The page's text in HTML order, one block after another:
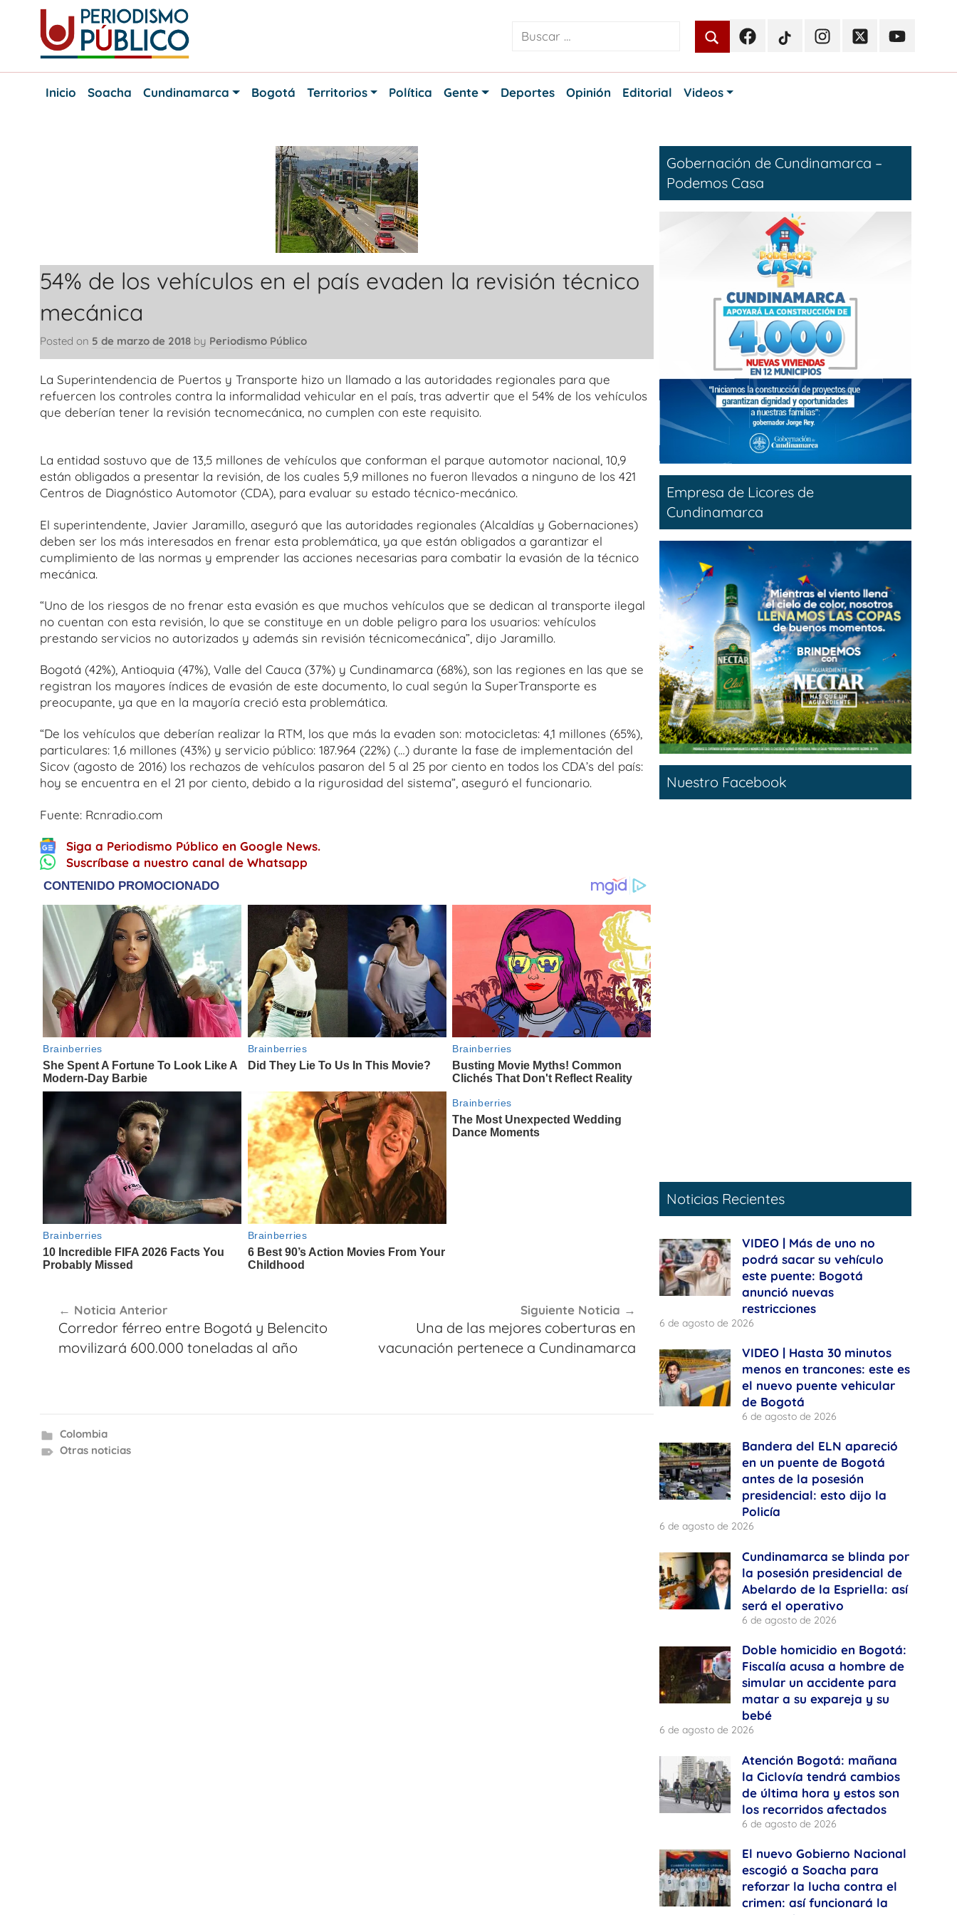
content
Periodismo
Noticias
FacebookTikTokInstagramTwitterYoutube
Inicio
Soacha Cundinamarca Bogotá Territorios Política Gente Deportes Opinión Editorial Videos
54% de los vehículos en el país evaden la revisión técnico
mecánica
Posted on 5 de marzo de 2018 by Periodismo Público
La Superintendencia de Puertos y Transporte hizo un llamado a las autoridades regionales para que
refuercen los controles contra la informalidad vehicular en el país, tras advertir que el 54% de los vehículos
que deberían tener la revisión tecnomecánica, no cumplen con este requisito.
La entidad sostuvo que de 13,5 millones de vehículos que conforman el parque automotor nacional, 10,9
están obligados a presentar la revisión, de los cuales 5,9 millones no fueron llevados a ninguno de los 421
Centros de Diagnóstico Automotor (CDA), para evaluar su estado técnico-mecánico.
El superintendente, Javier Jaramillo, aseguró que las autoridades regionales (Alcaldías y Gobernaciones)
deben ser los más interesados en frenar esta problemática, ya que están obligados a garantizar el
cumplimiento de las normas y emprender las acciones necesarias para combatir la evasión de la técnico
mecánica.
“Uno de los riesgos de no frenar esta evasión es que muchos vehículos que se dedican al transporte ilegal
no cuentan con esta revisión, lo que se constituye en un doble peligro para los usuarios: vehículos
prestando servicios no autorizados y además sin revisión técnicomecánica”, dijo Jaramillo.
Bogotá (42%), Antioquia (47%), Valle del Cauca (37%) y Cundinamarca (68%), son las regiones en las que se
registran los mayores índices de evasión de este documento, lo cual según la SuperTransporte es
preocupante, ya que en la mayoría creció esta problemática.
“De los vehículos que deberían realizar la RTM, los que más la evaden son: motocicletas: 4,1 millones (65%),
particulares: 1,6 millones (43%) y servicio público: 187.964 (22%) (…) durante la fase de implementación del
Sicov (agosto de 2016) los rechazos de vehículos pasaron del 5 al 25 por ciento en todos los CDA’s del país:
hoy se encuentra en el 21 por ciento, debido a la rigurosidad del sistema”, aseguró el funcionario.
Fuente: Rcnradio.com
Siga a Periodismo Público en Google News.
Suscríbase a nuestro canal de Whatsapp
de
entradas
Noticia Anterior
Corredor férreo entre Bogotá y Belencito
movilizará 600.000 toneladas al año
Siguiente Noticia
Una de las mejores coberturas en
vacunación pertenece a Cundinamarca
Colombia
Otras noticias
Gobernación de Cundinamarca –
Podemos Casa
Empresa de Licores de
Cundinamarca
Nuestro Facebook
Noticias Recientes
VIDEO | Más de uno no
podrá sacar su vehículo
este puente: Bogotá
anunció nuevas
restricciones
6 de agosto de 2026
VIDEO | Hasta 30 minutos
menos en trancones: este es
el nuevo puente vehicular
de Bogotá
6 de agosto de 2026
Bandera del ELN apareció
en un puente de Bogotá
antes de la posesión
presidencial: esto dijo la
Policía
6 de agosto de 2026
Cundinamarca se blinda por
la posesión presidencial de
Abelardo de la Espriella: así
será el operativo
6 de agosto de 2026
Doble homicidio en Bogotá:
Fiscalía acusa a hombre de
simular un accidente para
matar a su expareja y su
bebé
6 de agosto de 2026
Atención Bogotá: mañana
la Ciclovía tendrá cambios
de última hora y estos son
los recorridos afectados
6 de agosto de 2026
El nuevo Gobierno Nacional
escogió a Soacha para
reforzar la lucha contra el
crimen: así funcionará la